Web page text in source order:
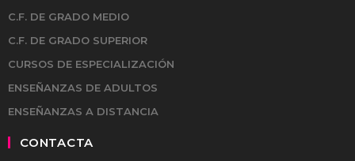
C.F. DE GRADO MEDIO
C.F. DE GRADO SUPERIOR
CURSOS DE ESPECIALIZACIÓN
ENSEÑANZAS DE ADULTOS
ENSEÑANZAS A DISTANCIA
CONTACTA